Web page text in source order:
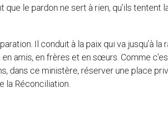
le pardon ne sert à rien, qu’ils tentent
Il conduit à la paix qui va jusqu’à la
amis, en frères et en sœurs. Comme
dans ce ministère, réserver une place
la Réconciliation.